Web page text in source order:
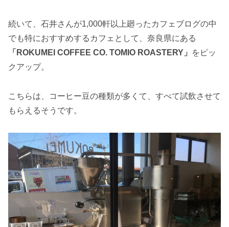
続いて、石井さんが1,000軒以上廻ったカフェブログの中
でも特におすすめするカフェとして、奈良県にある
「ROKUMEI COFFEE CO. TOMIO ROASTERY」
をピッ
クアップ。
こちらは、コーヒー豆の種類が多くて、すべて試飲させて
もらえるそうです。